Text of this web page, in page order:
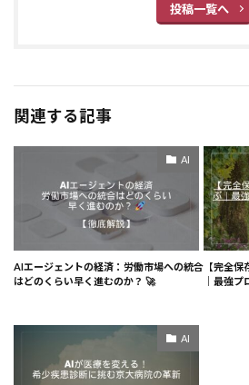
投稿一覧へ
関連する記事
AI
AIエージェントの経済：労働市場への統合
はどのくらい早く進むのか？ 🚀
【完全
｜最強
AI